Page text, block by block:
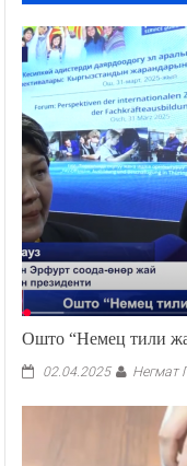
Ошто “Немец тили
02.04.2025 Негмат